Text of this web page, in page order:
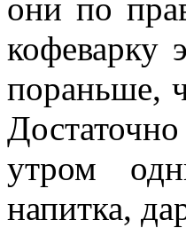
они по
кофеварку
пораньше,
утром
напитка,